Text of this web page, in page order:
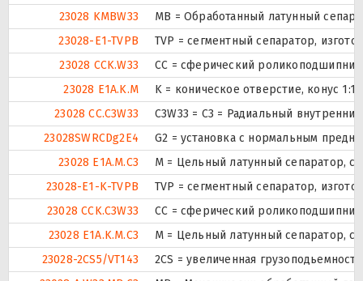
23028 KMBW33
MB = Обработанный латунный
23028-E1-TVPB
TVP = сегментный сепаратор,
23028 CCK.W33
CC = сферический
23028 E1A.K.M
K = коническое отверстие, конус
23028 CC.C3W33
C3W33 = C3 = Радиальный
23028SWRCDg2E4
G2 = установка с нормальным
23028 E1A.M.C3
M = Цельный латунный сепаратор,
23028-E1-K-TVPB
TVP = сегментный сепаратор,
23028 CCK.C3W33
CC = сферический
23028 E1A.K.M.C3
M = Цельный латунный сепаратор,
23028-2CS5/VT143
2CS = увеличенная